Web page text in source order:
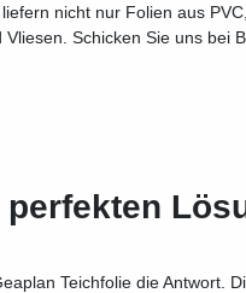
nicht nur Folien aus
Schicken Sie uns bei
Teichfolie die Antwort.